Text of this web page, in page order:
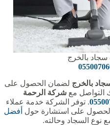
بالخرج
بالخرج لضمان الحصول على
التواصل مع شركة الرحمة
. توفر الشركة خدمة عملاء
على استشارة حول أفضل
نوع السجاد وحالته.